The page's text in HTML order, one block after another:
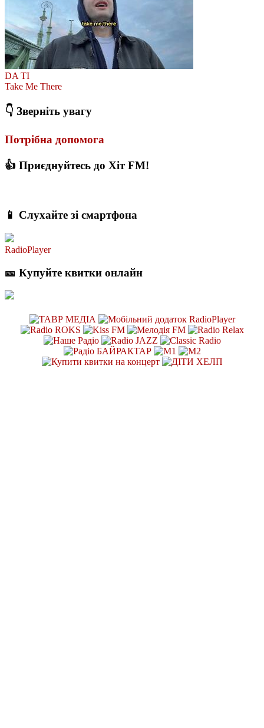
DA TI
Take Me There
👇 Зверніть увагу
Потрібна допомога
👍 Приєднуйтесь до Хіт FM!
📱 Слухайте зі смартфона
RadioPlayer
🎫 Купуйте квитки онлайн